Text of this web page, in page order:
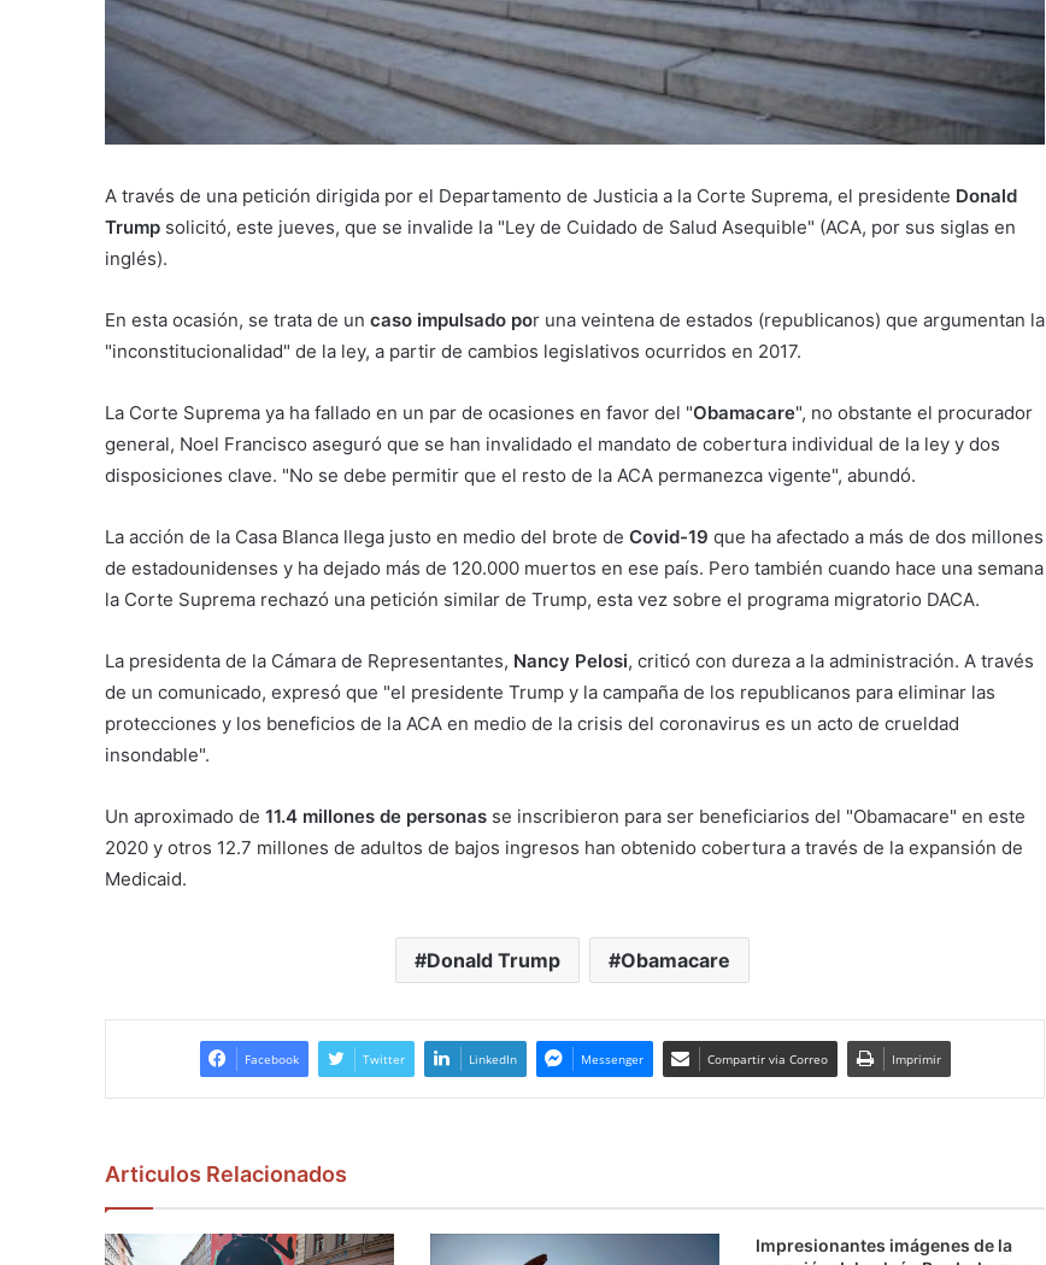
A través de una petición dirigida por el Departamento de Justicia a la Corte Suprema, el presidente Donald
Trump solicitó, este jueves, que se invalide la "Ley de Cuidado de Salud Asequible" (ACA, por sus siglas en
inglés).
En esta ocasión, se trata de un caso impulsado por una veintena de estados (republicanos) que argumentan la
"inconstitucionalidad" de la ley, a partir de cambios legislativos ocurridos en 2017.
La Corte Suprema ya ha fallado en un par de ocasiones en favor del "Obamacare", no obstante el procurador
general, Noel Francisco aseguró que se han invalidado el mandato de cobertura individual de la ley y dos
disposiciones clave. "No se debe permitir que el resto de la ACA permanezca vigente", abundó.
La acción de la Casa Blanca llega justo en medio del brote de Covid-19 que ha afectado a más de dos millones
de estadounidenses y ha dejado más de 120.000 muertos en ese país. Pero también cuando hace una semana
la Corte Suprema rechazó una petición similar de Trump, esta vez sobre el programa migratorio DACA.
La presidenta de la Cámara de Representantes, Nancy Pelosi, criticó con dureza a la administración. A través
de un comunicado, expresó que "el presidente Trump y la campaña de los republicanos para eliminar las
protecciones y los beneficios de la ACA en medio de la crisis del coronavirus es un acto de crueldad
insondable".
Un aproximado de 11.4 millones de personas se inscribieron para ser beneficiarios del "Obamacare" en este
2020 y otros 12.7 millones de adultos de bajos ingresos han obtenido cobertura a través de la expansión de
Medicaid.
Donald Trump Obamacare
Facebook Twitter LinkedIn Messenger Compartir via Correo Imprimir
Articulos Relacionados
Impresionantes imágenes de la